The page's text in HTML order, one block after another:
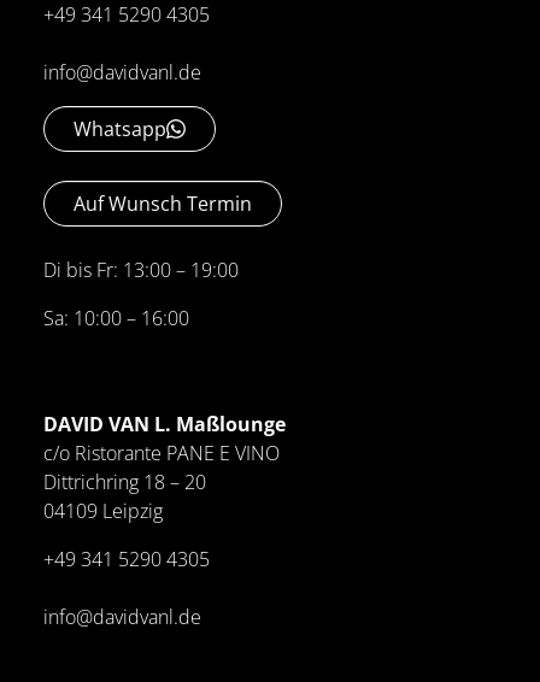
+49 341 5290 4305
info@davidvanl.de
Whatsapp
Auf Wunsch Termin
Di bis Fr: 13:00 – 19:00
Sa: 10:00 – 16:00
DAVID VAN L. Maßlounge
c/o Ristorante PANE E VINO
Dittrichring 18 – 20
04109 Leipzig
+49 341 5290 4305
info@davidvanl.de